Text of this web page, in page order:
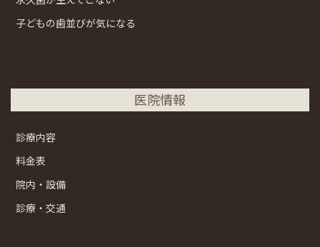
子どもの歯並びが気になる
医院情報
診療内容
料金表
院内・設備
診療・交通